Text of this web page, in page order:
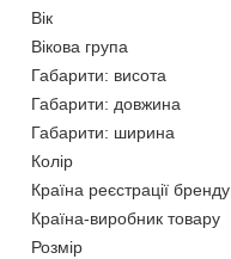
Вік
Вікова група
Габарити: висота
Габарити: довжина
Габарити: ширина
Колір
Країна реєстрації бренду
Країна-виробник товару
Розмір